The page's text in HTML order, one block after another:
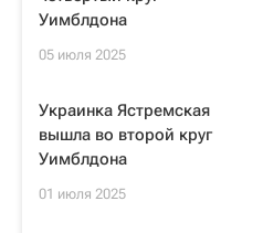
Уимблдона
05 июля 2025
Украинка Ястремская
вышла во второй круг
Уимблдона
01 июля 2025